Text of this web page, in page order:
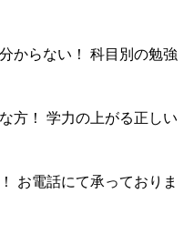
からない！ 科目別の勉強
方！ 学力の上がる正しい
お電話にて承っておりま